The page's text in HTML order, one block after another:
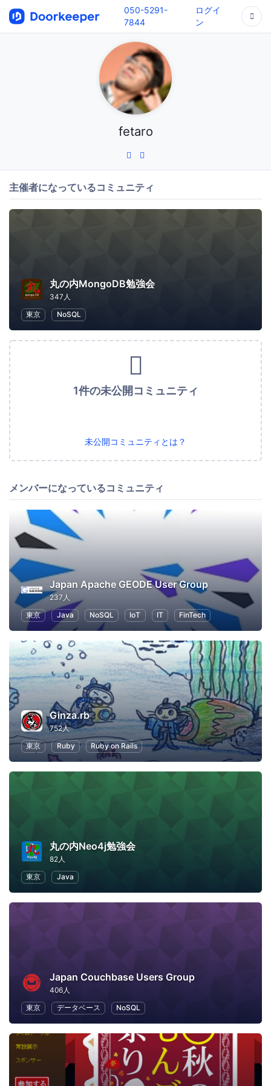
050-5291-
7844
ログイ
ン
fetaro
主催者になっているコミュニティ
丸の内MongoDB勉強会
347人
東京
NoSQL
1件の未公開コミュニティ
未公開コミュニティとは？
メンバーになっているコミュニティ
Japan Apache GEODE User Group
237人
東京
Java NoSQL IoT IT FinTech
Ginza.rb
752人
東京
Ruby Ruby on Rails
丸の内Neo4j勉強会
82人
東京
Java
Japan Couchbase Users Group
406人
東京
データベース NoSQL